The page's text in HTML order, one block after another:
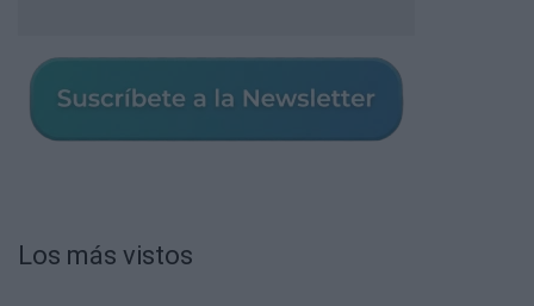
Los más vistos